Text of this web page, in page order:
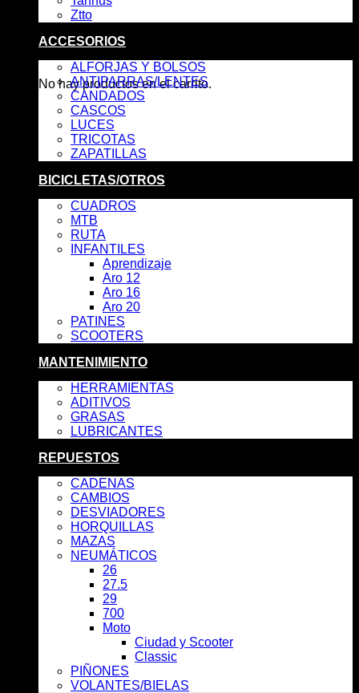
Carrito
No hay productos en el carrito.
Ztto
ACCESORIOS
ALFORJAS Y BOLSOS
ANTIPARRAS/LENTES
CANDADOS
CASCOS
LUCES
TRICOTAS
ZAPATILLAS
BICICLETAS/OTROS
CUADROS
MTB
RUTA
INFANTILES
Aprendizaje
Aro 12
Aro 16
Aro 20
PATINES
SCOOTERS
MANTENIMIENTO
HERRAMIENTAS
ADITIVOS
GRASAS
LUBRICANTES
REPUESTOS
CADENAS
CAMBIOS
DESVIADORES
HORQUILLAS
MAZAS
NEUMÁTICOS
26
27.5
29
700
Moto
Ciudad y Scooter
Classic
PIÑONES
VOLANTES/BIELAS